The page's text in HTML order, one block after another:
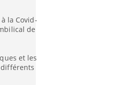
la Covid-
de
et les